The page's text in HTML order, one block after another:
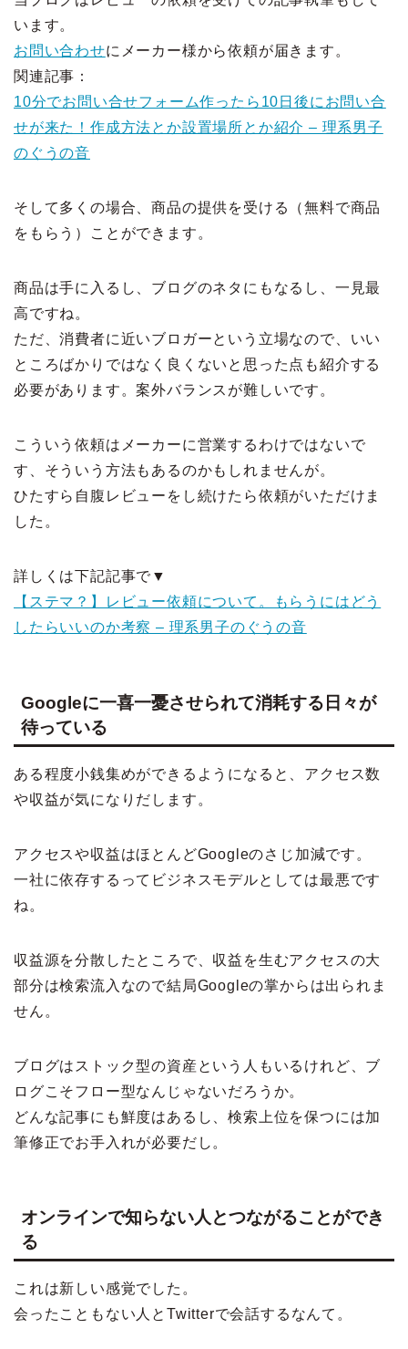
います。
お問い合わせにメーカー様から依頼が届きます。
関連記事：
10分でお問い合せフォーム作ったら10日後にお問い合
せが来た！作成方法とか設置場所とか紹介 – 理系男子
のぐうの音
そして多くの場合、商品の提供を受ける（無料で商品
をもらう）ことができます。
商品は手に入るし、ブログのネタにもなるし、一見最
高ですね。
ただ、消費者に近いブロガーという立場なので、いい
ところばかりではなく良くないと思った点も紹介する
必要があります。案外バランスが難しいです。
こういう依頼はメーカーに営業するわけではないで
す、そういう方法もあるのかもしれませんが。
ひたすら自腹レビューをし続けたら依頼がいただけま
した。
詳しくは下記記事で▼
【ステマ？】レビュー依頼について。もらうにはどう
したらいいのか考察 – 理系男子のぐうの音
Googleに一喜一憂させられて消耗する日々が
待っている
ある程度小銭集めができるようになると、アクセス数
や収益が気になりだします。
アクセスや収益はほとんどGoogleのさじ加減です。
一社に依存するってビジネスモデルとしては最悪です
ね。
収益源を分散したところで、収益を生むアクセスの大
部分は検索流入なので結局Googleの掌からは出られま
せん。
ブログはストック型の資産という人もいるけれど、ブ
ログこそフロー型なんじゃないだろうか。
どんな記事にも鮮度はあるし、検索上位を保つには加
筆修正でお手入れが必要だし。
オンラインで知らない人とつながることができ
る
これは新しい感覚でした。
会ったこともない人とTwitterで会話するなんて。